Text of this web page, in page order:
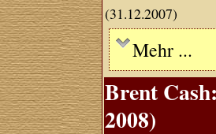
(31.12.2007)
Mehr ...
Brent
2008)